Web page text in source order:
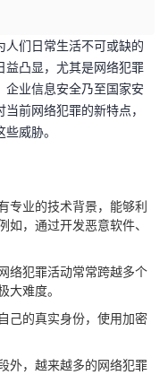
人们日常生活不可或缺的
益凸显，尤其是网络犯罪
企业信息安全乃至国家安
前网络犯罪的新特点，
威胁。
专业的技术背景，能够利
如，通过开发恶意软件、
络犯罪活动常常跨越多个
大难度。
己的真实身份，使用加密
外，越来越多的网络犯罪